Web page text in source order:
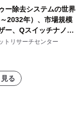
ー除去システムの世界
2032年）、市場規模
ー、Qスイッチナノ秒
析レポートを発表
トリサーチセンター
る